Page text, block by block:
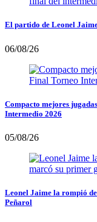
El partido de Leonel
06/08/26
Compacto mejores
Intermedio 2026
05/08/26
Leonel Jaime la rompió
Peñarol